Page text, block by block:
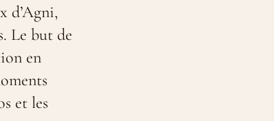
d’Agni,
Le but de
en
et les